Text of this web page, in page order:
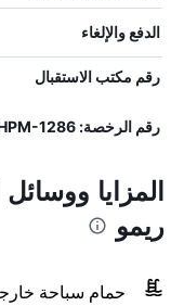
الدفع والإلغاء
رقم مكتب الاستقبال
رقم الرخصة: HPM-1286
المزايا
ريمو
حمام سباحة